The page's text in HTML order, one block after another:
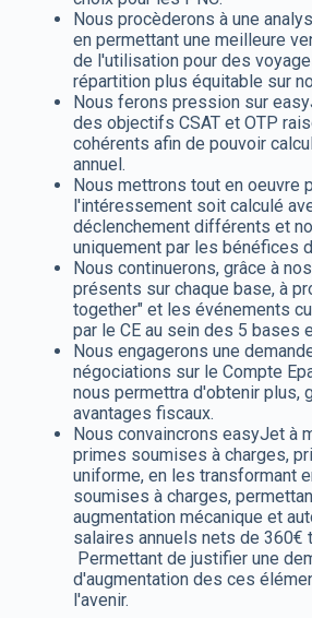
Nous procèderons à une
en permettant une meilleure
de l'utilisation pour des
répartition plus équitable sur
Nous ferons pression sur
des objectifs CSAT et OTP
cohérents afin de pouvoir
annuel.
Nous mettrons tout en oeuvre
l'intéressement soit calculé
déclenchement différents et
uniquement par les bénéfices
Nous continuerons, grâce à
présents sur chaque base, à
together" et les événements
par le CE au sein des 5 bases
Nous engagerons une
négociations sur le Compte
nous permettra d'obtenir plus,
avantages fiscaux.
Nous convaincrons easyJet à
primes soumises à charges,
uniforme, en les transformant
soumises à charges,
augmentation mécanique et
salaires annuels nets de 360€
Permettant de justifier une
d'augmentation des ces
l'avenir.